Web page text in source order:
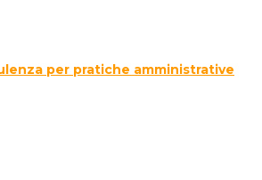
per pratiche amministrative